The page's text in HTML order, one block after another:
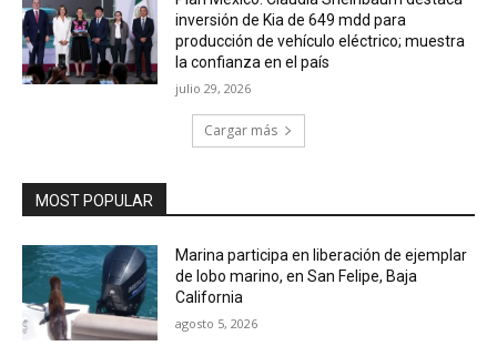
inversión de Kia de 649 mdd para
producción de vehículo eléctrico; muestra
la confianza en el país
julio 29, 2026
Cargar más
MOST POPULAR
Marina participa en liberación de ejemplar
de lobo marino, en San Felipe, Baja
California
agosto 5, 2026